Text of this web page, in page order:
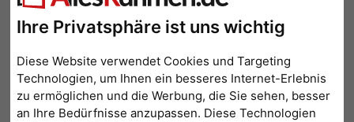
Ihre Privatsphäre ist uns wichtig
Diese Website verwendet Cookies und Targeting
Technologien, um Ihnen ein besseres Internet-Erlebnis
zu ermöglichen und die Werbung, die Sie sehen, besser
an Ihre Bedürfnisse anzupassen. Diese Technologien
Schattenfugenrahmen
TOUCHWOOD 40